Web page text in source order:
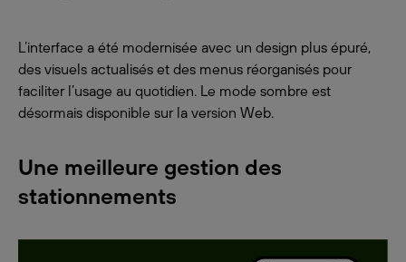
L’interface a été modernisée avec un design plus épuré,
des visuels actualisés et des menus réorganisés pour
faciliter l’usage au quotidien. Le mode sombre est
désormais disponible sur la version Web.
Une meilleure gestion des
stationnements